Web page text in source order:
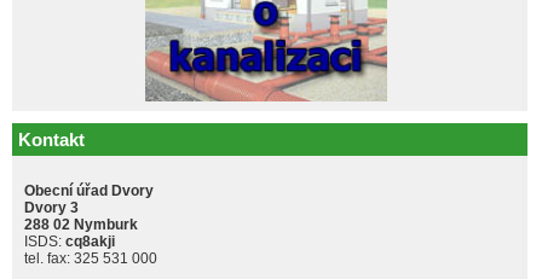
Kontakt
Obecní úřad Dvory
Dvory 3
288 02 Nymburk
ISDS: cq8akji
tel. fax: 325 531 000